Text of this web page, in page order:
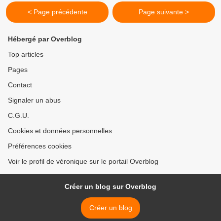
< Page précédente Page suivante >
Hébergé par Overblog
Top articles
Pages
Contact
Signaler un abus
C.G.U.
Cookies et données personnelles
Préférences cookies
Voir le profil de véronique sur le portail Overblog
Créer un blog sur Overblog
Créer un blog